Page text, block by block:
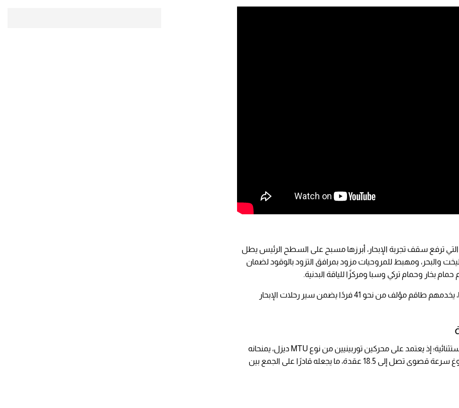
التي ترفع سقف تجربة الإبحار، أبرزها مسبح على السطح الرئيس يطل
والبحر، ومهبط للمروحيات مزود بمرافق التزود بالوقود لضمان
بخار وحمام تركي وسبا ومركزًا للياقة البدنية.
ويتسع "كاوس" لاستقبال 34 ضيفًا في 17 جناحًا، يخدمهم طاقم مؤلف من نحو 41 فردًا يضمن سير رحلات الإبحار
ويقدّم "كاوس" أداءً بحريًا يتناسب مع أبعاده الاستثنائية؛ إذ يعتمد على محركين توربينيين من نوع MTU ديزل، يمنحانه
سرعة إبحار تبلغ 15 عقدة بحرية، مع قدرة على بلوغ سرعة قصوى تصل إلى 18.5 عقدة، ما يجعله قادرًا على الجمع بين